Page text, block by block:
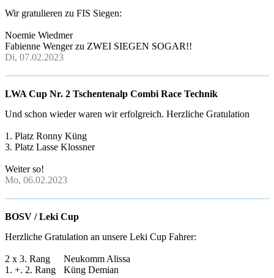
Wir gratulieren zu FIS Siegen:
Noemie Wiedmer
Fabienne Wenger zu ZWEI SIEGEN SOGAR!!
Di, 07.02.2023
LWA Cup Nr. 2 Tschentenalp Combi Race Technik
Und schon wieder waren wir erfolgreich. Herzliche Gratulation
1. Platz Ronny Küng
3. Platz Lasse Klossner
Weiter so!
Mo, 06.02.2023
BOSV / Leki Cup
Herzliche Gratulation an unsere Leki Cup Fahrer:
2 x 3. Rang
Neukomm Alissa
1. +. 2. Rang
Küng Demian